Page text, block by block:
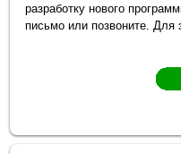
разработку нового
письмо или позвоните. Для